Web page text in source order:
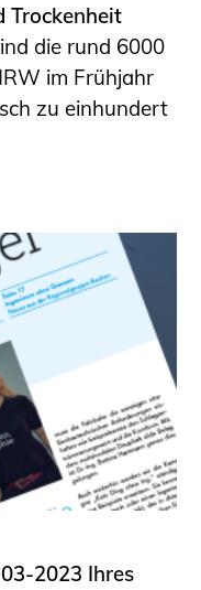
Trockenheit
die rund 6000
im Frühjahr
zu einhundert
2023 Ihres